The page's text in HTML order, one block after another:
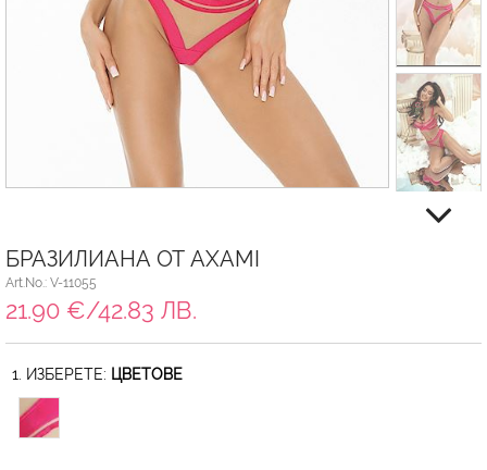
БРАЗИЛИАНА ОТ AXAMI
Art.No.: V-11055
21.90 €/42.83 ЛВ.
1. ИЗБЕРЕТЕ: ЦВЕТОВЕ